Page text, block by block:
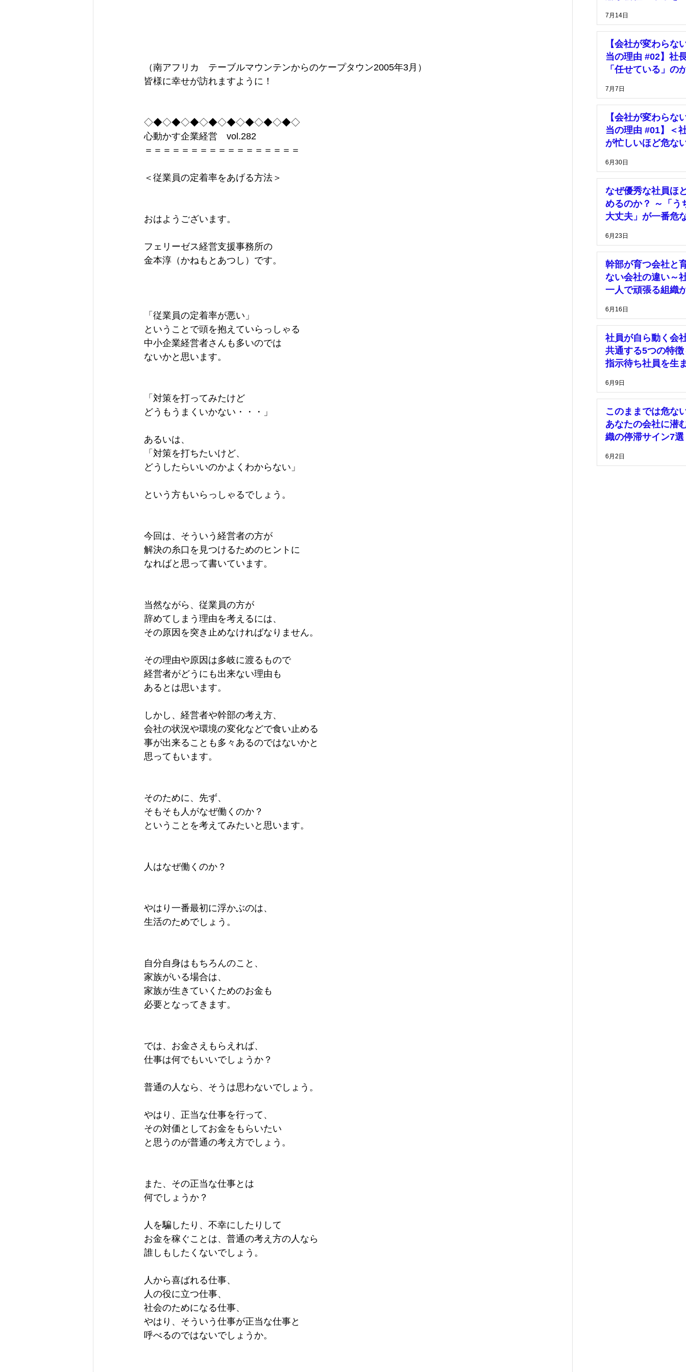
（南アフリカ　テーブルマウンテンからのケープタウン2005年3月）
皆様に幸せが訪れますように！
◇◆◇◆◇◆◇◆◇◆◇◆◇◆◇◆◇
心動かす企業経営　vol.282
＝＝＝＝＝＝＝＝＝＝＝＝＝＝＝＝＝
＜従業員の定着率をあげる方法＞
おはようございます。
フェリーゼス経営支援事務所の
金本淳（かねもとあつし）です。
「従業員の定着率が悪い」
ということで頭を抱えていらっしゃる
中小企業経営者さんも多いのでは
ないかと思います。
「対策を打ってみたけど
どうもうまくいかない・・・」
あるいは、
「対策を打ちたいけど、
どうしたらいいのかよくわからない」
という方もいらっしゃるでしょう。
今回は、そういう経営者の方が
解決の糸口を見つけるためのヒントに
なればと思って書いています。
当然ながら、従業員の方が
辞めてしまう理由を考えるには、
その原因を突き止めなければなりません。
その理由や原因は多岐に渡るもので
経営者がどうにも出来ない理由も
あるとは思います。
しかし、経営者や幹部の考え方、
会社の状況や環境の変化などで食い止める
事が出来ることも多々あるのではないかと
思ってもいます。
そのために、先ず、
そもそも人がなぜ働くのか？
ということを考えてみたいと思います。
人はなぜ働くのか？
やはり一番最初に浮かぶのは、
生活のためでしょう。
自分自身はもちろんのこと、
家族がいる場合は、
家族が生きていくためのお金も
必要となってきます。
では、お金さえもらえれば、
仕事は何でもいいでしょうか？
普通の人なら、そうは思わないでしょう。
やはり、正当な仕事を行って、
その対価としてお金をもらいたい
と思うのが普通の考え方でしょう。
また、その正当な仕事とは
何でしょうか？
人を騙したり、不幸にしたりして
お金を稼ぐことは、普通の考え方の人なら
誰しもしたくないでしょう。
人から喜ばれる仕事、
人の役に立つ仕事、
社会のためになる仕事、
やはり、そういう仕事が正当な仕事と
呼べるのではないでしょうか。
7月14日
【会社が変わらな
当の理由 #02】社
「任せている」の
7月7日
【会社が変わらな
当の理由 #01】＜
が忙しいほど危な
6月30日
なぜ優秀な社員ほ
めるのか？ ～「う
大丈夫」が一番危
6月23日
幹部が育つ会社と
ない会社の違い～
一人で頑張る組織
6月16日
社員が自ら動く会
共通する5つの特徴
指示待ち社員を生
6月9日
このままでは危な
あなたの会社に潜
織の停滞サイン7選
6月2日